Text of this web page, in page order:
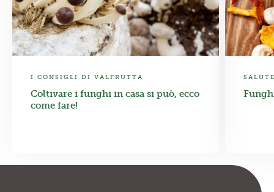
I CONSIGLI DI VALFRUTTA
Coltivare i funghi in casa si può, ecco
come fare!